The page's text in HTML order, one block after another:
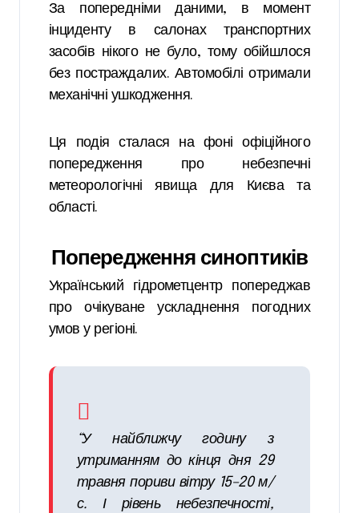
За попередніми даними, в момент
інциденту в салонах транспортних
засобів нікого не було, тому обійшлося
без постраждалих. Автомобілі отримали
механічні ушкодження.
Ця подія сталася на фоні офіційного
попередження про небезпечні
метеорологічні явища для Києва та
області.
Попередження синоптиків
Український гідрометцентр попереджав
про очікуване ускладнення погодних
умов у регіоні.
“У найближчу годину з
утриманням до кінця дня 29
травня пориви вітру 15–20 м/
с. І рівень небезпечності,